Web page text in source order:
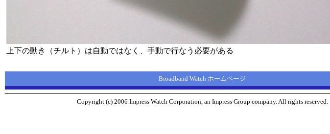
上下の動き（チルト）は自動ではなく、手動で行なう必要がある
Broadband Watch ホームページ
Copyright (c) 2006 Impress Watch Corporation, an Impress Group company. All rights reserved.